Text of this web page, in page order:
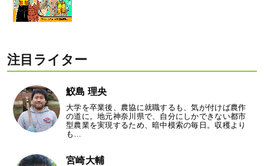
注目ライター
鮫島 理央
大学を卒業後、農協に就職するも、気が付けば農作
の道に。地元神奈川県で、自分にしかできない都市
型農業を実現するため、暗中模索の毎日。収穫より
も…
宮崎大輔